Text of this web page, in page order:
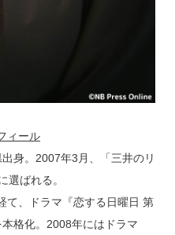
ィール
身。2007年3月、「三井のリ
選ばれる。
て、ドラマ『恋する日曜日 第
格化。2008年にはドラマ